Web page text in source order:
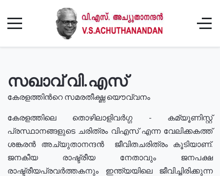
സഖാവ് വി.എസ്
കേരളത്തിൻറെ സമരതീക്ഷ്ണ യൌവ്വനം
കേരളത്തിലെ തൊഴിലാളിവർഗ്ഗ - കമ്യൂണിസ്റ്റ്
പ്രസ്ഥാനങ്ങളുടെ ചരിത്രം വിഎസ് എന്ന വേലിക്കകത്ത്
ശങ്കരൻ അച്യുതാനന്ദൻ ജീവിതചരിത്രം കൂടിയാണ്.
ജനകീയ രാഷ്ട്രീയ നേതാവും ജനപക്ഷ
രാഷ്ട്രീയപ്രവർത്തകനും ഇന്ത്യയിലെ ജീവിച്ചിരിക്കുന്ന